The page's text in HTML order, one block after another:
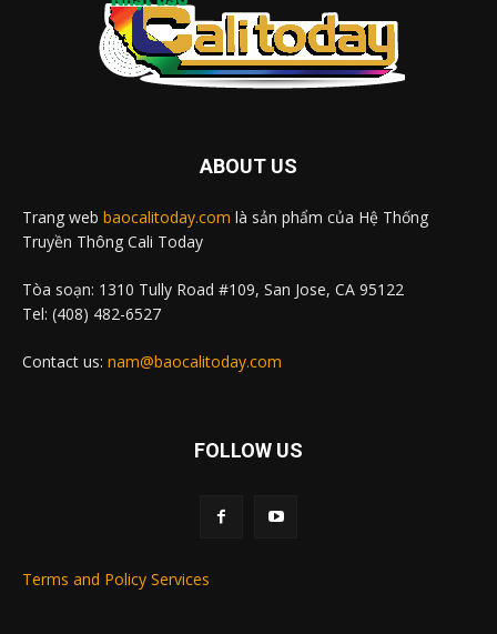
ABOUT US
Trang web baocalitoday.com là sản phẩm của Hệ Thống
Truyền Thông Cali Today
Tòa soạn: 1310 Tully Road #109, San Jose, CA 95122
Tel: (408) 482-6527
Contact us: nam@baocalitoday.com
FOLLOW US
Terms and Policy Services